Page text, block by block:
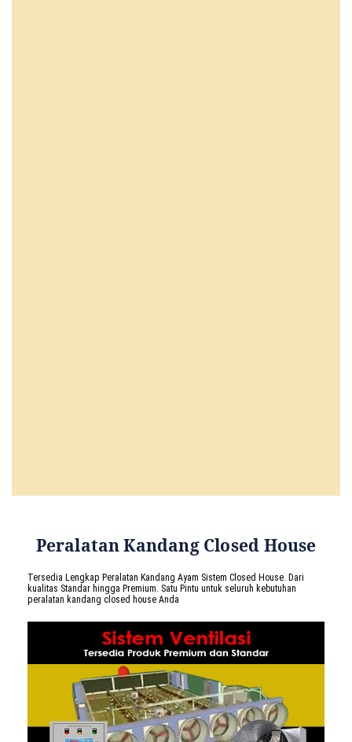
Peralatan Kandang Closed House
Tersedia Lengkap Peralatan Kandang Ayam Sistem Closed House. Dari
kualitas Standar hingga Premium. Satu Pintu untuk seluruh kebutuhan
peralatan kandang closed house Anda